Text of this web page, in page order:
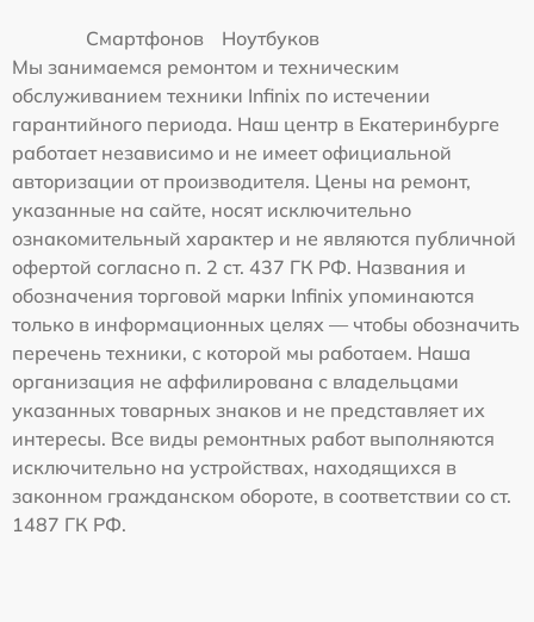
Смартфонов
Ноутбуков
Мы занимаемся ремонтом и техническим
обслуживанием техники Infinix по истечении
гарантийного периода. Наш центр в Екатеринбурге
работает независимо и не имеет официальной
авторизации от производителя. Цены на ремонт,
указанные на сайте, носят исключительно
ознакомительный характер и не являются публичной
офертой согласно п. 2 ст. 437 ГК РФ. Названия и
обозначения торговой марки Infinix упоминаются
только в информационных целях — чтобы обозначить
перечень техники, с которой мы работаем. Наша
организация не аффилирована с владельцами
указанных товарных знаков и не представляет их
интересы. Все виды ремонтных работ выполняются
исключительно на устройствах, находящихся в
законном гражданском обороте, в соответствии со ст.
1487 ГК РФ.